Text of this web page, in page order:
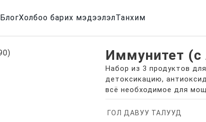
БлогХолбоо барих мэдээлэлТанхим
Иммунитет (с
Набор из 3 продуктов
детоксикацию,
всё необходимое для
ГОЛ ДАВУУ ТАЛУУД